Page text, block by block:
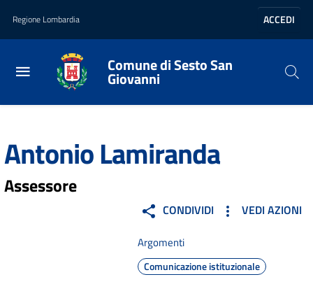
Vai al contenuto principale
Vai al footer
Regione Lombardia ACCEDI
Comune di Sesto San
Giovanni
Amministrazione
Antonio Lamiranda
Assessore
CONDIVIDI VEDI AZIONI
Argomenti
Comunicazione istituzionale